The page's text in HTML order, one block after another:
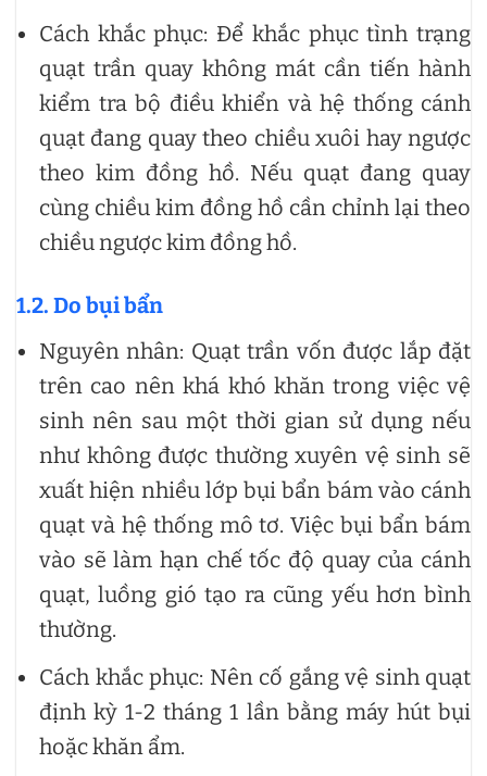
Cách khắc phục: Để khắc phục tình trạng
quạt trần quay không mát cần tiến hành
kiểm tra bộ điều khiển và hệ thống cánh
quạt đang quay theo chiều xuôi hay ngược
theo kim đồng hồ. Nếu quạt đang quay
cùng chiều kim đồng hồ cần chỉnh lại theo
chiều ngược kim đồng hồ.
1.2. Do bụi bẩn
Nguyên nhân: Quạt trần vốn được lắp đặt
trên cao nên khá khó khăn trong việc vệ
sinh nên sau một thời gian sử dụng nếu
như không được thường xuyên vệ sinh sẽ
xuất hiện nhiều lớp bụi bẩn bám vào cánh
quạt và hệ thống mô tơ. Việc bụi bẩn bám
vào sẽ làm hạn chế tốc độ quay của cánh
quạt, luồng gió tạo ra cũng yếu hơn bình
thường.
Cách khắc phục: Nên cố gắng vệ sinh quạt
định kỳ 1-2 tháng 1 lần bằng máy hút bụi
hoặc khăn ẩm.